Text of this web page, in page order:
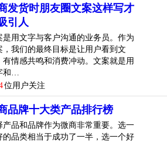
完了怎么办，里面的零钱该怎么
度20万用完了，微信用户可以使用银
20万，里面的零钱该怎么办？
付，可以选择零钱提现，或者等到
年1月1日）再继续使用。
发货时朋友圈文案这样写才
引人
是用文字与客户沟通的业务员。作为
，我们的最终目标是让用户看到文
有情感共鸣和消费冲动。文案就是用
和…
位用户关注
品牌十大类产品排行榜
产品和品牌作为微商非常重要。选一
的品类相当于成功了一半，选一个好